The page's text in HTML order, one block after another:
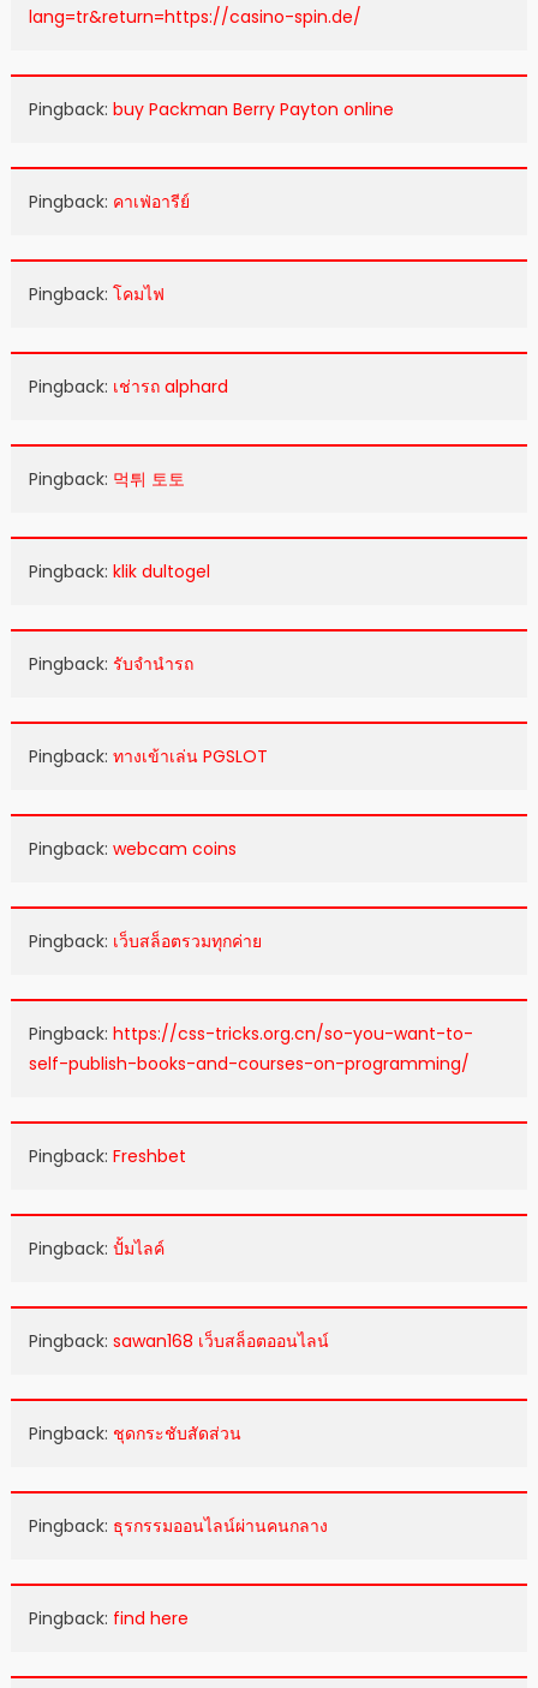
lang=tr&return=https://casino-spin.de/
Pingback: buy Packman Berry Payton online
Pingback: คาเฟ่อารีย์
Pingback: โคมไฟ
Pingback: เช่ารถ alphard
Pingback: 먹튀 토토
Pingback: klik dultogel
Pingback: รับจํานํารถ
Pingback: ทางเข้าเล่น PGSLOT
Pingback: webcam coins
Pingback: เว็บสล็อตรวมทุกค่าย
Pingback: https://css-tricks.org.cn/so-you-want-to-
self-publish-books-and-courses-on-programming/
Pingback: Freshbet
Pingback: ปั้มไลค์
Pingback: sawan168 เว็บสล็อตออนไลน์
Pingback: ชุดกระชับสัดส่วน
Pingback: ธุรกรรมออนไลน์ผ่านคนกลาง
Pingback: find here